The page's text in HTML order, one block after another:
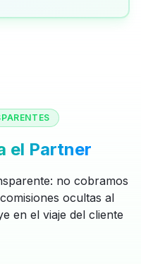
el Partner
no cobramos
ocultas al
en el viaje del cliente